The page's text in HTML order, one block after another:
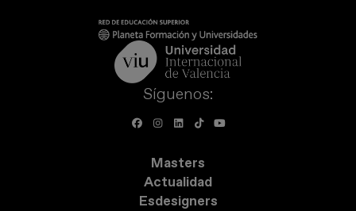
Síguenos:
Masters
Actualidad
Esdesigners